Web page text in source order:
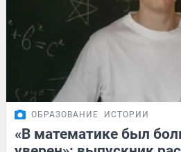
ОБРАЗОВАНИЕ ИСТОРИИ
«В математике был